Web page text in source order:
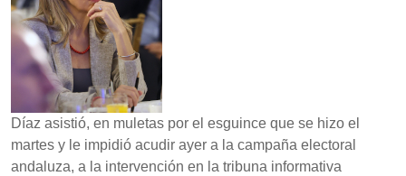
Díaz asistió, en muletas por el esguince que se hizo el
martes y le impidió acudir ayer a la campaña electoral
andaluza, a la intervención en la tribuna informativa